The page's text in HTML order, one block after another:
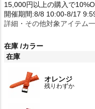
15,000円以上の購入で
開催期間:8/8 10:00-8/17
詳細・その他対象アイテム
在庫 カラー
在庫
オレンジ
残りわずか